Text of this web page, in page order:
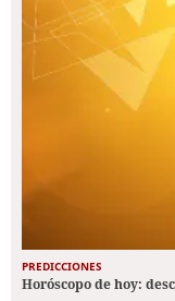
PREDICCIONES
Horóscopo de hoy: